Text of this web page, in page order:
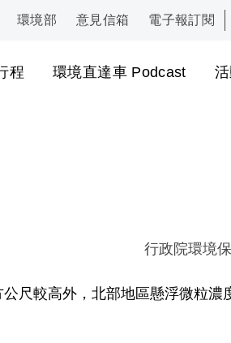
環境部 意見信箱 電子報訂閱
程 環境直達車 Podcast
行政院環境
尺較高外，北部地區懸浮微粒濃